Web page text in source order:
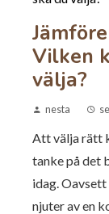
Vilken
välja?
nesta
Att välja rätt
tanke på det
idag.
njuter av en